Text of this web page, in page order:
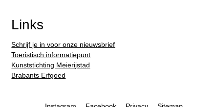
Links
Schrijf je in voor onze nieuwsbrief
Toeristisch informatiepunt
Kunststichting Meierijstad
Brabants Erfgoed